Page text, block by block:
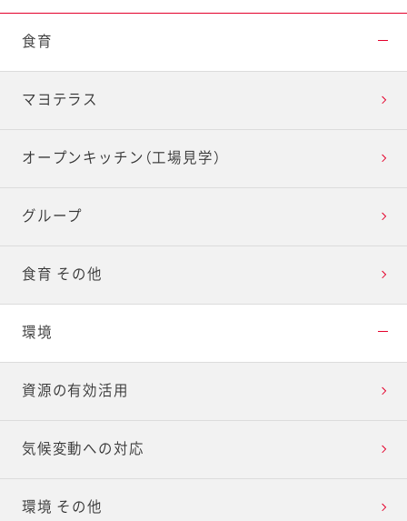
食育
マヨテラス
オープンキッチン（工場見学）
グループ
食育 その他
環境
資源の有効活用
気候変動への対応
環境 その他